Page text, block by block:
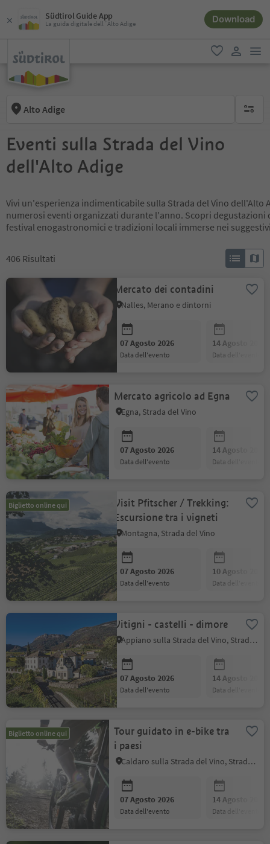
Südtirol Guide App
La guida digitale dell´Alto Adige Download
favoriti
Alto Adige
Eventi sulla Strada del Vino
dell'Alto Adige
Vivi un'esperienza indimenticabile sulla Strada del Vino dell'Alto
numerosi eventi organizzati durante l'anno. Scopri degustazioni
festival enogastronomici e tradizioni locali immerse nei
406 Risultati
Mercato dei contadini
Nalles, Merano e dintorni
07 Agosto 2026
data dell'evento
14 Agosto 2026
data dell'evento
Mercato agricolo ad Egna
Egna, Strada del Vino
07 Agosto 2026
data dell'evento
14 Agosto 2026
data dell'evento
Biglietto online qui
Visit Pfitscher / Trekking:
Escursione tra i vigneti
Montagna, Strada del Vino
07 Agosto 2026
data dell'evento
10 Agosto 2026
data dell'evento
Vitigni - castelli - dimore
Appiano sulla Strada del Vino, Strada del Vino
07 Agosto 2026
data dell'evento
14 Agosto 2026
data dell'evento
Biglietto online qui
Tour guidato in e-bike tra
i paesi
Caldaro sulla Strada del Vino, Strada del Vino
07 Agosto 2026
data dell'evento
14 Agosto 2026
data dell'evento